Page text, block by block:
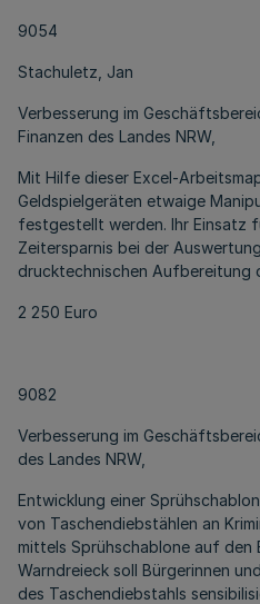
9054
Stachuletz, Jan
Verbesserung im
Finanzen des Landes NRW,
Mit Hilfe dieser Excel-
Geldspielgeräten etwaige
festgestellt werden. Ihr Einsatz
Zeitersparnis bei der
drucktechnischen Aufbereitung
2 250 Euro
9082
Verbesserung im
des Landes NRW,
Entwicklung einer
von Taschendiebstählen an
mittels Sprühschablone auf
Warndreieck soll Bürgerinnen
des Taschendiebstahls